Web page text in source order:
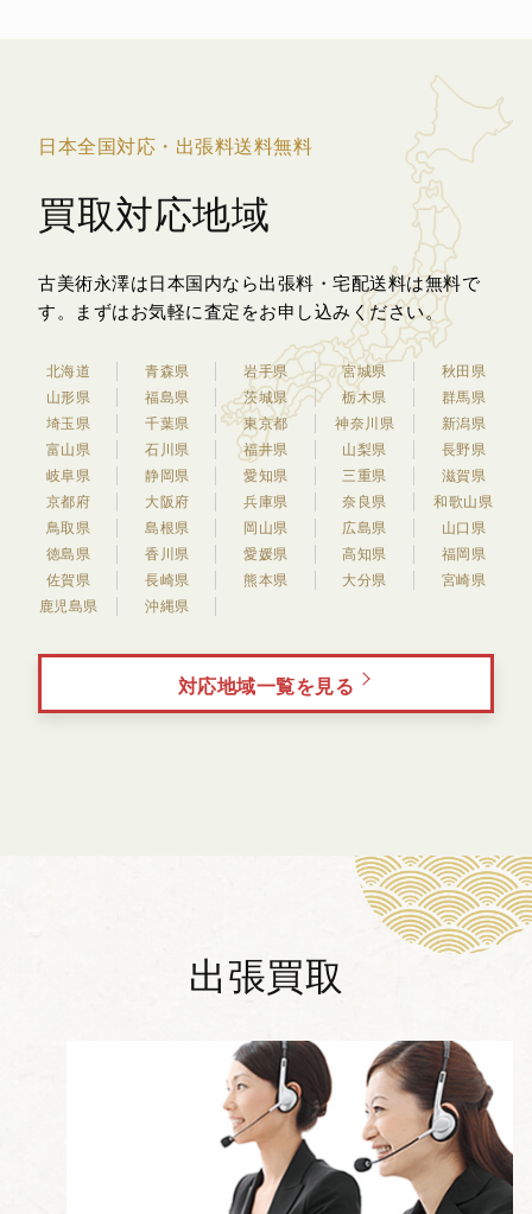
日本全国対応・出張料送料無料
買取対応地域
古美術永澤は日本国内なら出張料・宅配送料は無料で
す。
まずはお気軽に査定をお申し込みください。
北海道 青森県 岩手県 宮城県
秋田県
山形県
福島県 茨城県 栃木県
群馬県
埼玉県
千葉県 東京都 神奈川県
新潟県
富山県
石川県 福井県 山梨県
長野県
岐阜県
静岡県 愛知県 三重県
滋賀県
京都府
大阪府 兵庫県 奈良県
和歌山県
鳥取県
島根県 岡山県 広島県
山口県
徳島県
香川県 愛媛県 高知県
福岡県
佐賀県
長崎県 熊本県 大分県
宮崎県
鹿児島県
沖縄県
対応地域一覧を見る
出張買取